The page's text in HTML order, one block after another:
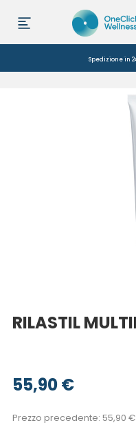
Spedizione in
RILASTIL
55,90€
Prezzo precedente: 55,90 €